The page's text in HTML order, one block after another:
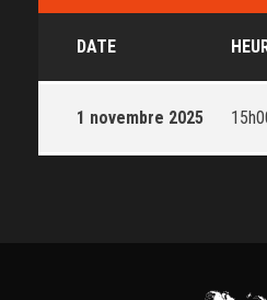
DATE
1 novembre 2025